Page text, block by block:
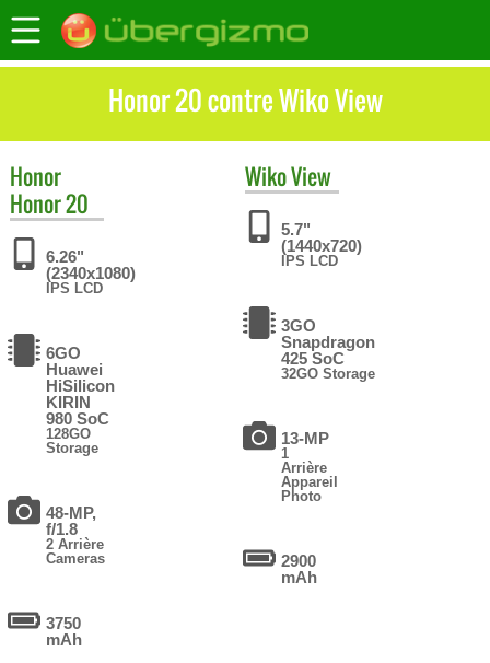
Honor 20 contre Wiko View
Honor
Honor 20
6.26"
(2340x1080)
IPS LCD
6GO
Huawei
HiSilicon
KIRIN
980 SoC
128GO
Storage
48-MP,
f/1.8
2 Arrière
Cameras
3750
mAh
WikoView
5.7"
(1440x720)
IPS LCD
3GO
Snapdragon
425 SoC
32GO Storage
13-MP
1
Arrière
Appareil
Photo
2900
mAh